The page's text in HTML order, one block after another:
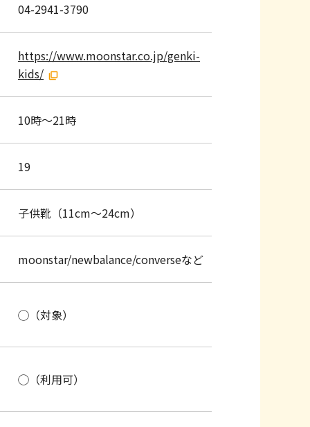
04-2941-3790
https://www.moonstar.co.jp/genki-
kids/
10時～21時
19
子供靴（11cm～24cm）
moonstar/newbalance/converseなど
◯（対象）
◯（利用可）